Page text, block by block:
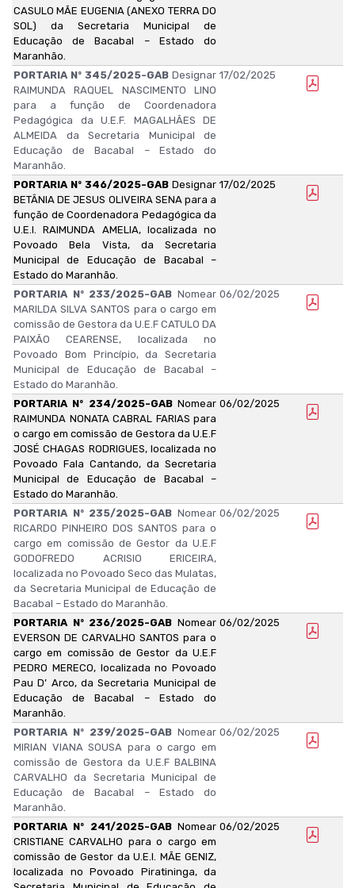
CASULO MÃE EUGENIA (ANEXO TERRA DO
SOL) da Secretaria Municipal de
Educação de Bacabal – Estado do
Maranhão.
PORTARIA Nº 345/2025-GAB Designar
RAIMUNDA RAQUEL NASCIMENTO LINO
para a função de Coordenadora
Pedagógica da U.E.F. MAGALHÃES DE
ALMEIDA da Secretaria Municipal de
Educação de Bacabal – Estado do
Maranhão.
17/02/2025
PORTARIA Nº 346/2025-GAB Designar
BETÂNIA DE JESUS OLIVEIRA SENA para a
função de Coordenadora Pedagógica da
U.E.I. RAIMUNDA AMELIA, localizada no
Povoado Bela Vista, da Secretaria
Municipal de Educação de Bacabal –
Estado do Maranhão.
17/02/2025
PORTARIA Nº 233/2025-GAB Nomear
MARILDA SILVA SANTOS para o cargo em
comissão de Gestora da U.E.F CATULO DA
PAIXÃO CEARENSE, localizada no
Povoado Bom Princípio, da Secretaria
Municipal de Educação de Bacabal –
Estado do Maranhão.
06/02/2025
PORTARIA Nº 234/2025-GAB Nomear
RAIMUNDA NONATA CABRAL FARIAS para
o cargo em comissão de Gestora da U.E.F
JOSÉ CHAGAS RODRIGUES, localizada no
Povoado Fala Cantando, da Secretaria
Municipal de Educação de Bacabal –
Estado do Maranhão.
06/02/2025
PORTARIA Nº 235/2025-GAB Nomear
RICARDO PINHEIRO DOS SANTOS para o
cargo em comissão de Gestor da U.E.F
GODOFREDO ACRISIO ERICEIRA,
localizada no Povoado Seco das Mulatas,
da Secretaria Municipal de Educação de
Bacabal – Estado do Maranhão.
06/02/2025
PORTARIA Nº 236/2025-GAB Nomear
EVERSON DE CARVALHO SANTOS para o
cargo em comissão de Gestor da U.E.F
PEDRO MERECO, localizada no Povoado
Pau D’ Arco, da Secretaria Municipal de
Educação de Bacabal – Estado do
Maranhão.
06/02/2025
PORTARIA Nº 239/2025-GAB Nomear
MIRIAN VIANA SOUSA para o cargo em
comissão de Gestora da U.E.F BALBINA
CARVALHO da Secretaria Municipal de
Educação de Bacabal – Estado do
Maranhão.
06/02/2025
PORTARIA Nº 241/2025-GAB Nomear
CRISTIANE CARVALHO para o cargo em
comissão de Gestor da U.E.I. MÃE GENIZ,
localizada no Povoado Piratininga, da
06/02/2025